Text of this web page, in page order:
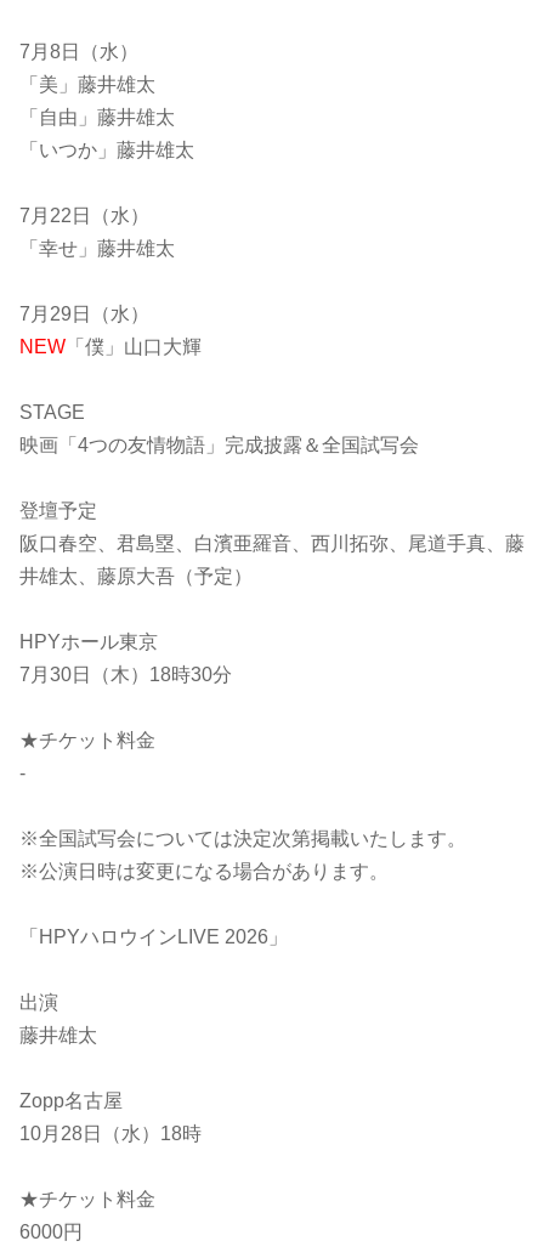
7月8日（水）
「美」藤井雄太
「自由」藤井雄太
「いつか」藤井雄太
7月22日（水）
「幸せ」藤井雄太
7月29日（水）
NEW 「僕」山口大輝
STAGE
映画「4つの友情物語」完成披露＆全国試写会
登壇予定
阪口春空、君島塁、白濱亜羅音、西川拓弥、尾道手真、藤
井雄太、藤原大吾（予定）
HPYホール東京
7月30日（木）18時30分
★チケット料金
-
※全国試写会については決定次第掲載いたします。
※公演日時は変更になる場合があります。
「HPYハロウインLIVE 2026」
出演
藤井雄太
Zopp名古屋
10月28日（水）18時
★チケット料金
6000円